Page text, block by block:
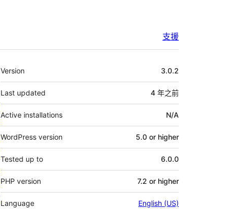
支援
其
它
Version 3.0.2
Last updated 4 年之前
Active installations N/A
WordPress version 5.0 or higher
Tested up to 6.0.0
PHP version 7.2 or higher
Language English (US)